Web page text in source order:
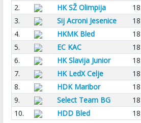
2.
HK SŽ Olimpija 18
3.
Sij Acroni Jesenice 18
4.
HKMK Bled 18
5.
EC KAC 18
6.
HK Slavija Junior 18
7.
HK LedX Celje 18
8.
HDK Maribor 18
9.
Select Team BG 18
10.
HDD Bled 18